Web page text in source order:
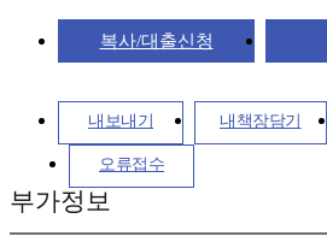
복사/대출신청
내보내기 내책장담기
오류접수
부가정보